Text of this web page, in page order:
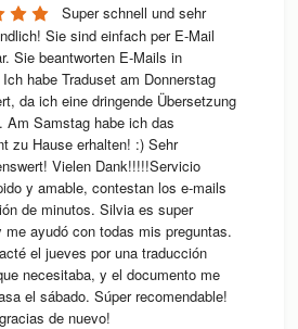
Super schnell und sehr
Sie sind einfach per E-Mail
Sie beantworten E-Mails in
habe Traduset am Donnerstag
da ich eine dringende Übersetzung
Am Samstag habe ich das
zu Hause erhalten! :) Sehr
Vielen Dank!!!!!Servicio
y amable, contestan los e-mails
de minutos. Silvia es super
me ayudó con todas mis preguntas.
el jueves por una traducción
necesitaba, y el documento me
el sábado. Súper recomendable!
de nuevo!